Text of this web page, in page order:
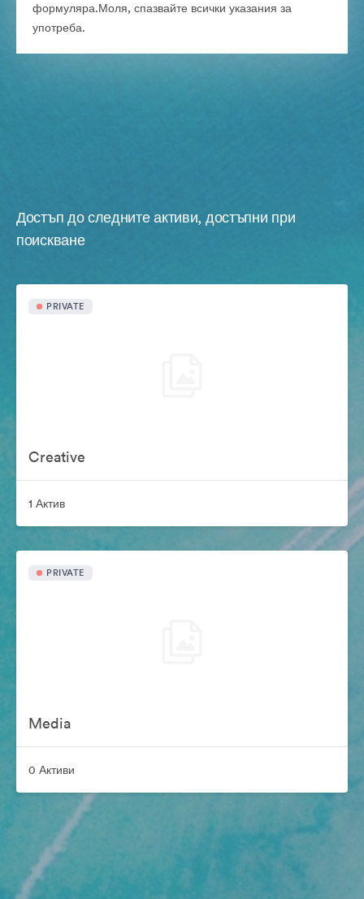
формуляра.Моля, спазвайте всички указания за
употреба.
Достъп до следните активи, достъпни при
поискване
PRIVATE
Creative
1 Актив
PRIVATE
Media
0 Активи